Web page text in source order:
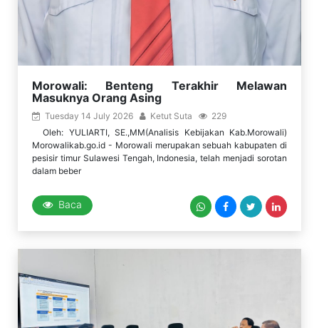
Morowali: Benteng Terakhir Melawan
Masuknya Orang Asing
Tuesday 14 July 2026 Ketut Suta
229
Oleh: YULIARTI, SE.,MM(Analisis Kebijakan Kab.Morowali)
Morowalikab.go.id - Morowali merupakan sebuah kabupaten di
pesisir timur Sulawesi Tengah, Indonesia, telah menjadi sorotan
dalam beber
Baca